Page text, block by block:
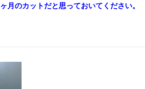
ヶ月のカットだと思っておいてください。